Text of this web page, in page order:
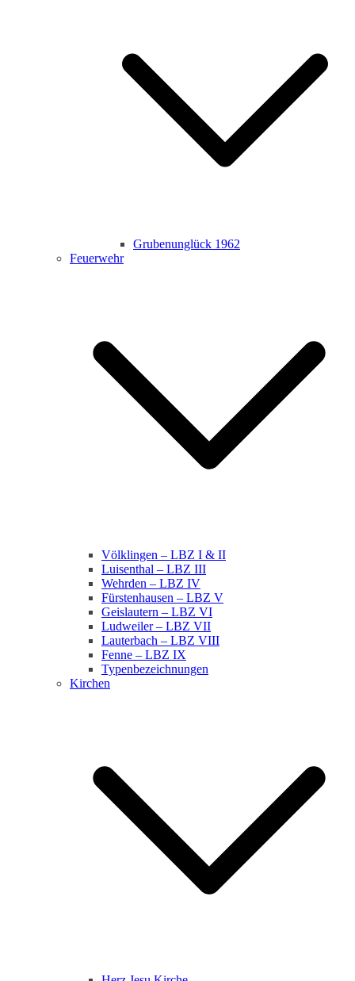
Grubenunglück 1962
Feuerwehr
Völklingen – LBZ I & II
Luisenthal – LBZ III
Wehrden – LBZ IV
Fürstenhausen – LBZ V
Geislautern – LBZ VI
Ludweiler – LBZ VII
Lauterbach – LBZ VIII
Fenne – LBZ IX
Typenbezeichnungen
Kirchen